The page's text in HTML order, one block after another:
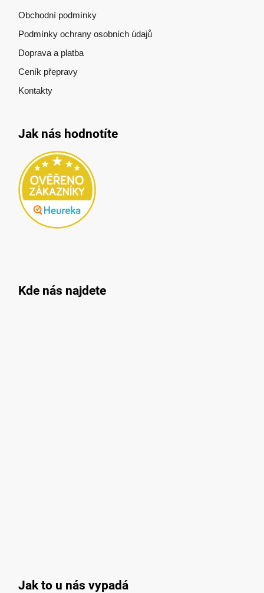
Obchodní podmínky
Podmínky ochrany osobních údajů
Doprava a platba
Ceník přepravy
Kontakty
Jak nás hodnotíte
Kde nás najdete
Jak to u nás vypadá